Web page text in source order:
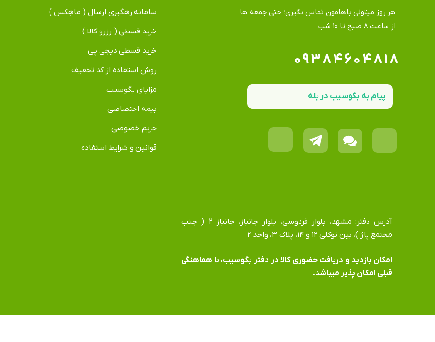
هر روز میتونی باهامون تماس بگیری؛ حتی جمعه ها
​​​​​​​از ساعت ۸ صبح تا ۱۰ شب
سامانه رهگیری ارسال ( ماهِکس )
خرید قسطی ( رزرو کالا )
خرید قسطی دیجی پی
روش استفاده از کد تخفیف
مزایای بگوسیب
بیمه اختصاصی
حریم خصوصی
قوانین و شرایط استفاده
۰۹۳۸۴۶۰۴۸۱۸
آدرس دفتر: مشهد، بلوار فردوسی، بلوار جانباز، جانباز ۲ ( جنب
مجتمع پاژ )، بین توکلی ۱۲ و ۱۴، پلاک ۳، واحد ۲
​​​​​​​امکان بازدید و دریافت حضوری کالا در دفتر بگوسیب، با هماهنگی
قبلی امکان پذیر میباشد.
پیام به بگوسیب در بله